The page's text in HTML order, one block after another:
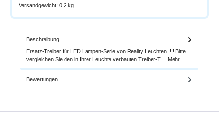
Versandgewicht: 0,2 kg
Beschreibung
Ersatz-Treiber für LED Lampen-Serie von Reality Leuchten. !!! Bitte
vergleichen Sie den in Ihrer Leuchte verbauten Treiber-T… Mehr
Bewertungen